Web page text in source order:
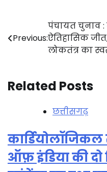
navigation
Previous:
पंचायत चुनाव
ऐतिहासिक
लोकतंत्र का
Related Posts
छत्तीसगढ़
कार्डियोलॉजिकल
ऑफ़ इंडिया की दो